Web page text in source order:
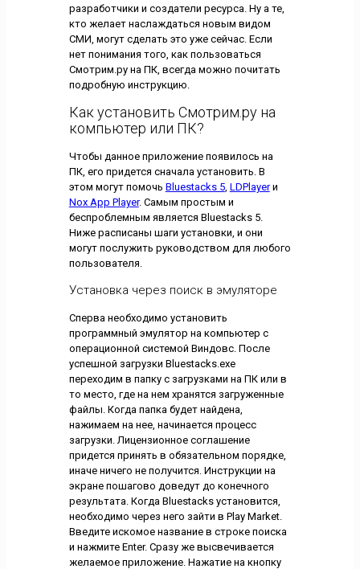
разработчики и создатели ресурса. Ну а те,
кто желает наслаждаться новым видом
СМИ, могут сделать это уже сейчас. Если
нет понимания того, как пользоваться
Смотрим.ру на ПК, всегда можно почитать
подробную инструкцию.
Как установить Смотрим.ру на
компьютер или ПК?
Чтобы данное приложение появилось на
ПК, его придется сначала установить. В
этом могут помочь Bluestacks 5, LDPlayerи
Nox App Player. Самым простым и
беспроблемным является Bluestacks 5.
Ниже расписаны шаги установки, и они
могут послужить руководством для любого
пользователя.
Установка через поиск в эмуляторе
Сперва необходимо установить
программный эмулятор на компьютер с
операционной системой Виндовс. После
успешной загрузки Bluestacks.ехе
переходим в папку с загрузками на ПК или в
то место, где на нем хранятся загруженные
файлы. Когда папка будет найдена,
нажимаем на нее, начинается процесс
загрузки. Лицензионное соглашение
придется принять в обязательном порядке,
иначе ничего не получится. Инструкции на
экране пошагово доведут до конечного
результата. Когда Bluestacks установится,
необходимо через него зайти в Play Market.
Введите искомое название в строке поиска
и нажмите Enter. Сразу же высвечивается
желаемое приложение. Нажатие на кнопку